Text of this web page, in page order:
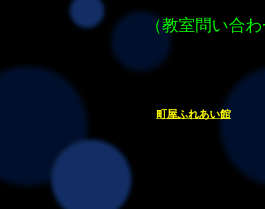
（教室問い合わせペ
町屋ふれあい館